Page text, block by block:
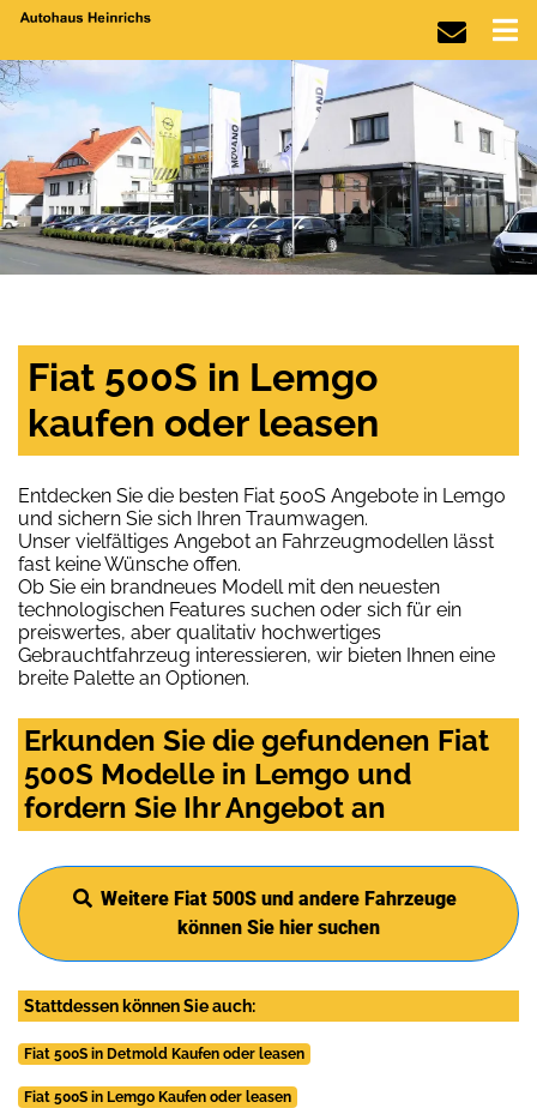
Fiat 500S in Lemgo
kaufen oder leasen
Entdecken Sie die besten Fiat 500S Angebote in Lemgo
und sichern Sie sich Ihren Traumwagen.
Unser vielfältiges Angebot an Fahrzeugmodellen lässt
fast keine Wünsche offen.
Ob Sie ein brandneues Modell mit den neuesten
technologischen Features suchen oder sich für ein
preiswertes, aber qualitativ hochwertiges
Gebrauchtfahrzeug interessieren, wir bieten Ihnen eine
breite Palette an Optionen.
Erkunden Sie die gefundenen Fiat
500S Modelle in Lemgo und
fordern Sie Ihr Angebot an
Weitere Fiat 500S und andere Fahrzeuge
können Sie hier suchen
Stattdessen können Sie auch:
Fiat 500S in Detmold Kaufen oder leasen
Fiat 500S in Lemgo Kaufen oder leasen